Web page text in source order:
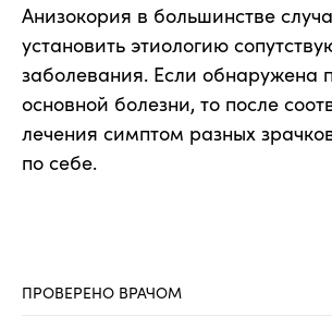
Анизокория в большинстве
установить этиологию
заболевания. Если обнаружена
основной болезни, то после
лечения симптом разных
по себе.
ПРОВЕРЕНО ВРАЧОМ